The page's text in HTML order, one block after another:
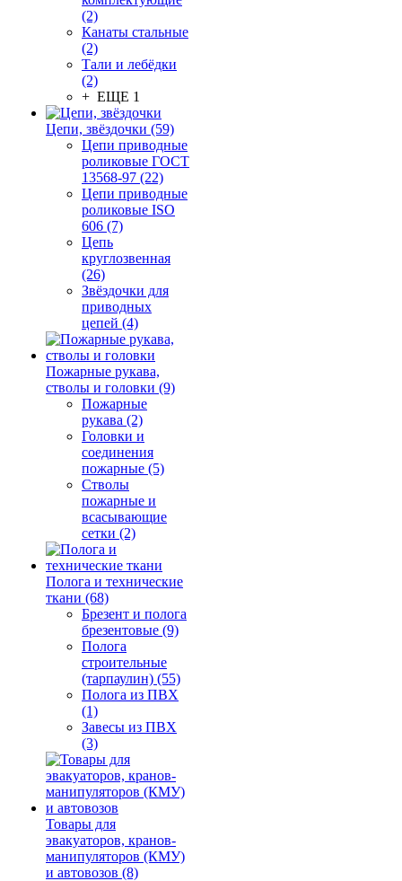
(2)
Канаты стальные
(2)
Тали и лебёдки
(2)
+ ЕЩЕ 1
Цепи, звёздочки (59)
Цепи приводные
роликовые ГОСТ
13568-97 (22)
Цепи приводные
роликовые ISO
606 (7)
Цепь
круглозвенная
(26)
Звёздочки для
приводных
цепей (4)
Пожарные рукава,
стволы и головки (9)
Пожарные
рукава (2)
Головки и
соединения
пожарные (5)
Стволы
пожарные и
всасывающие
сетки (2)
Полога и технические
ткани (68)
Брезент и полога
брезентовые (9)
Полога
строительные
(тарпаулин) (55)
Полога из ПВХ
(1)
Завесы из ПВХ
(3)
Товары для
эвакуаторов, кранов-
манипуляторов (КМУ)
и автовозов (8)